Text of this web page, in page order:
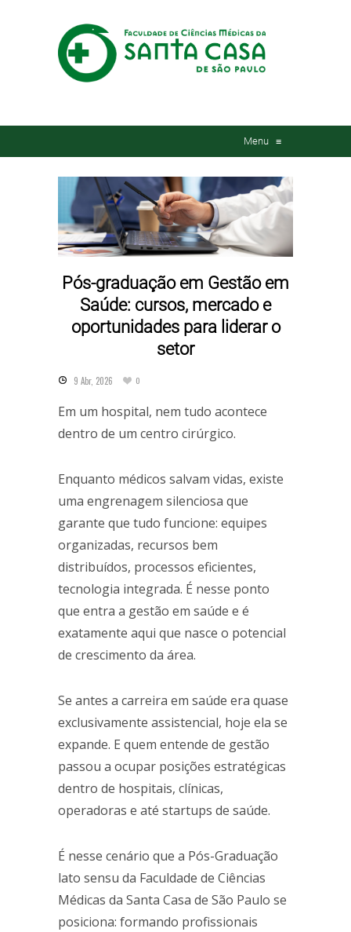
Menu ≡
Pós-graduação em Gestão em
Saúde: cursos, mercado e
oportunidades para liderar o
setor
9 Abr, 2026 0
Em um hospital, nem tudo acontece
dentro de um centro cirúrgico.
Enquanto médicos salvam vidas, existe
uma engrenagem silenciosa que
garante que tudo funcione: equipes
organizadas, recursos bem
distribuídos, processos eficientes,
tecnologia integrada. É nesse ponto
que entra a gestão em saúde e é
exatamente aqui que nasce o potencial
de crescimento da área.
Se antes a carreira em saúde era quase
exclusivamente assistencial, hoje ela se
expande. E quem entende de gestão
passou a ocupar posições estratégicas
dentro de hospitais, clínicas,
operadoras e até startups de saúde.
É nesse cenário que a Pós-Graduação
lato sensu da Faculdade de Ciências
Médicas da Santa Casa de São Paulo se
posiciona: formando profissionais